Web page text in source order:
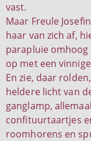
vast.
Maar Freule
haar van zich af,
parapluie omhoog
op met een
En zie, daar
heldere licht van
ganglamp, allemaal
confituurtaartjes
roomhorens en